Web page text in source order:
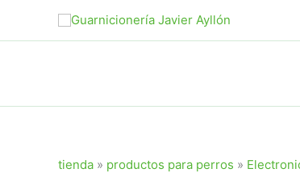
tienda » productos para perros »